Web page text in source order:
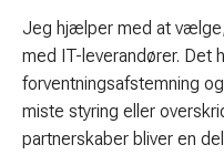
Jeg hjælper med at
med IT-leverandører. Det
forventningsafstemning
miste styring eller
partnerskaber bliver en